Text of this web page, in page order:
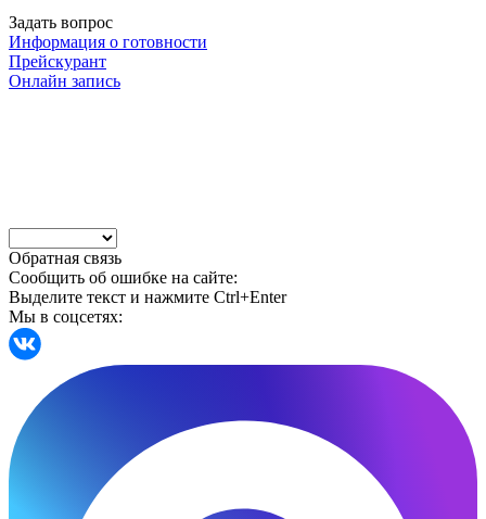
Задать вопрос
Информация о готовности
Прейскурант
Онлайн запись
Обратная связь
Сообщить об ошибке на сайте:
Выделите текст и нажмите Ctrl+Enter
Мы в соцсетях: